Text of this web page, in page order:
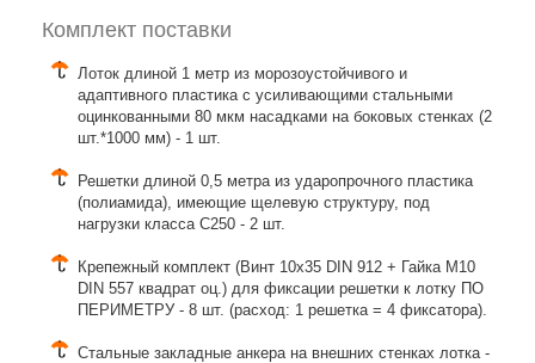
Комплект поставки
Лоток длиной 1 метр из морозоустойчивого и
адаптивного пластика с усиливающими стальными
оцинкованными 80 мкм насадками на боковых стенках (2
шт.*1000 мм) - 1 шт.
Решетки длиной 0,5 метра из ударопрочного пластика
(полиамида), имеющие щелевую структуру, под
нагрузки класса C250 - 2 шт.
Крепежный комплект (Винт 10х35 DIN 912 + Гайка М10
DIN 557 квадрат оц.) для фиксации решетки к лотку ПО
ПЕРИМЕТРУ - 8 шт. (расход: 1 решетка = 4 фиксатора).
Стальные закладные анкера на внешних стенках лотка -